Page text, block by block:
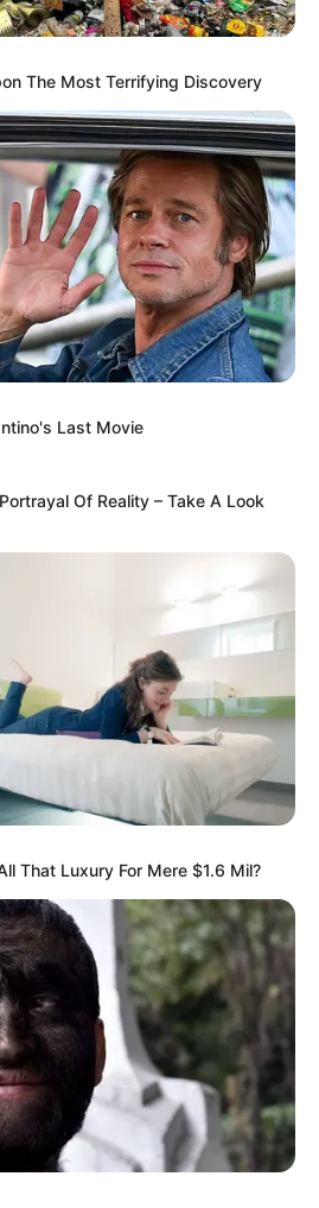
már az országra”
szívből
Dávidnak a
írja, hogy az utóbbi két évben
egymással,
pár nagyszabású
az új politikai kultúra
The Most Terrifying Discovery
Last Movie
Of Reality – Take A Look
That Luxury For Mere $1.6 Mil?